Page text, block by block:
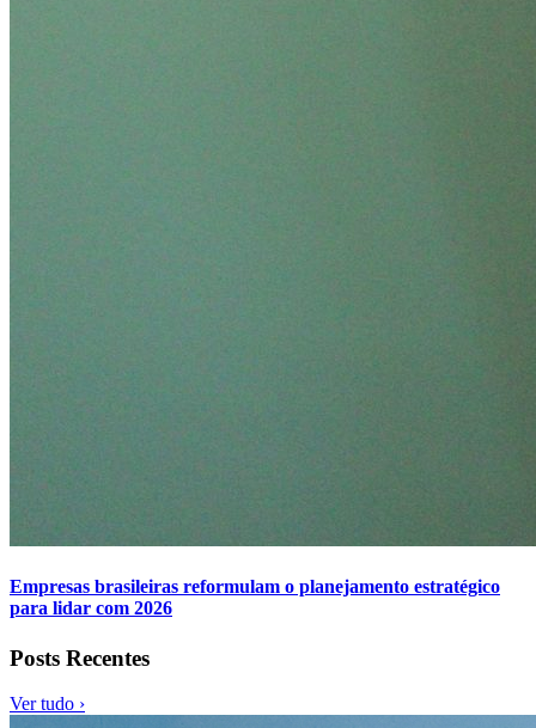
Empresas brasileiras reformulam o planejamento estratégico
para lidar com 2026
Posts Recentes
Ver tudo ›